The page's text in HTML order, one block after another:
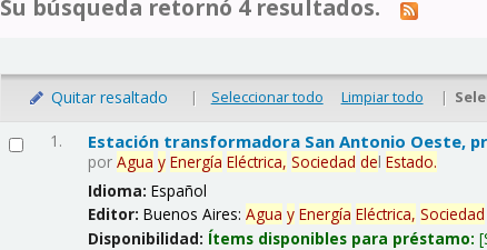
Su búsqueda retornó 4 resultados.
Quitar resaltado | Seleccionar todo Limpiar todo |
1. Estación transformadora San Antonio Oeste,
porAgua y Energía Eléctrica, Sociedad delEstado.
Idioma:Español
Editor:Buenos Aires:Agua y Energía Eléctrica, Sociedad
Disponibilidad: Ítems disponibles para préstamo: